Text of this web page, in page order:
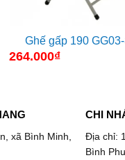
Ghế gấp 190
264.000₫
xã Bình Minh,
CHI
Địa chỉ:
Bình